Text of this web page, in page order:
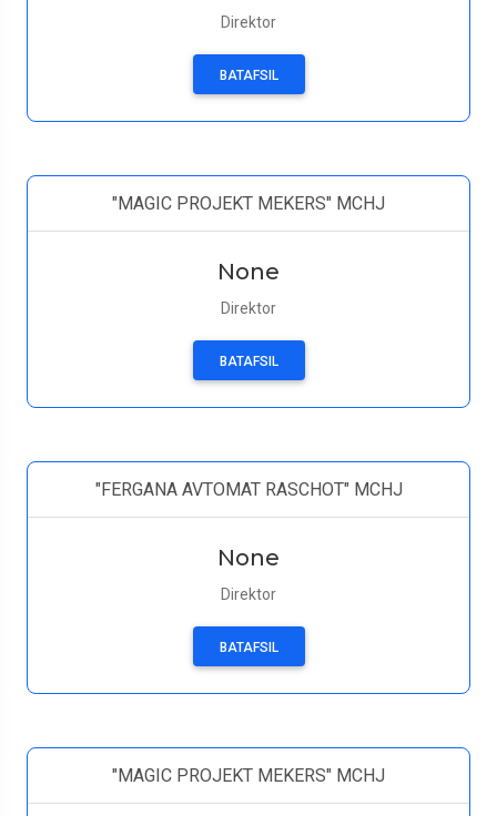
Direktor
BATAFSIL
"MAGIC PROJEKT MEKERS" MCHJ
None
Direktor
BATAFSIL
"FERGANA AVTOMAT RASCHOT" MCHJ
None
Direktor
BATAFSIL
"MAGIC PROJEKT MEKERS" MCHJ